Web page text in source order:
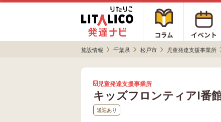
施設情報 千葉県 松戸市 児童発達支援事業所
児童発達支援事業所
キッズフロンティアⅠ番
送迎あり